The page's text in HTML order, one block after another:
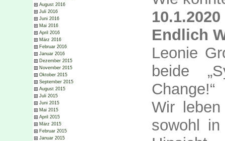
August 2016
Juli 2016
Juni 2016
Mai 2016
April 2016
März 2016
Februar 2016
Januar 2016
Dezember 2015
November 2015
Oktober 2015
September 2015
August 2015
Juli 2015
Juni 2015
Mai 2015
April 2015
März 2015
Februar 2015
Januar 2015
Endlich
Leonie
beide
Change!“
Wir
sowohl